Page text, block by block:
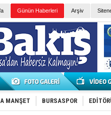
Günün Haberleri Arşiv
MANŞET BURSASPOR